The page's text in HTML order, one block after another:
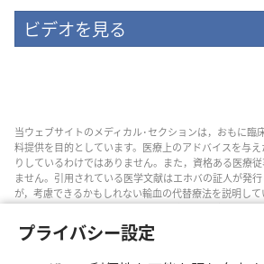
プライバシー設定
ビデオを見る
当ウェブサイトのメディカル･セクションは，おもに臨
料提供を目的としています。医療上のアドバイスを与
りしているわけではありません。また，資格ある医療
ません。引用されている医学文献はエホバの証人が発
が，考慮できるかもしれない輸血の代替療法を説明し
新情報に通じるようにし，患者と治療の選択肢につい
康状態，意思，価値観，信条に合った決定を下せるよう
されている方法すべてがどの患者にも当てはまるとは限